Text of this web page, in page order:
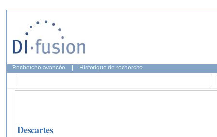
Recherche avancée Historique de recherche
Descartes